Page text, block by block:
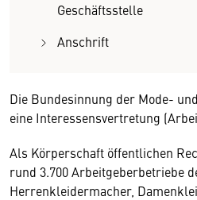
Geschäftsstelle
Anschrift
Die Bundesinnung der Mode-
eine Interessensvertretung
Als Körperschaft öffentlichen
rund 3.700 Arbeitgeberbetriebe
Herrenkleidermacher,